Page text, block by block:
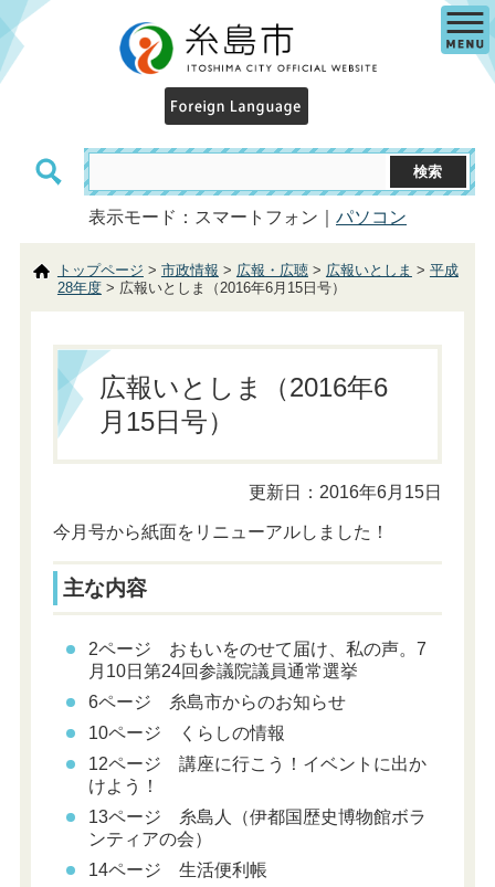
表示モード：スマートフォン｜ パソコン
トップページ > 市政情報 > 広報・広聴> 広報いとしま > 平成
28年度> 広報いとしま（2016年6月15日号）
広報いとしま（2016年6
月15日号）
更新日：2016年6月15日
今月号から紙面をリニューアルしました！
主な内容
2ページ おもいをのせて届け、私の声。7
月10日第24回参議院議員通常選挙
6ページ 糸島市からのお知らせ
10ページ くらしの情報
12ページ 講座に行こう！イベントに出か
けよう！
13ページ 糸島人（伊都国歴史博物館ボラ
ンティアの会）
14ページ 生活便利帳